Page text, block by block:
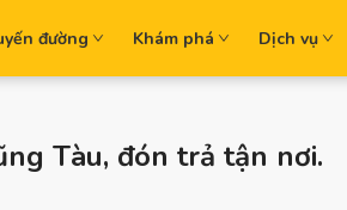
đường Khám phá Dịch vụ
Tàu, đón trả tận nơi.